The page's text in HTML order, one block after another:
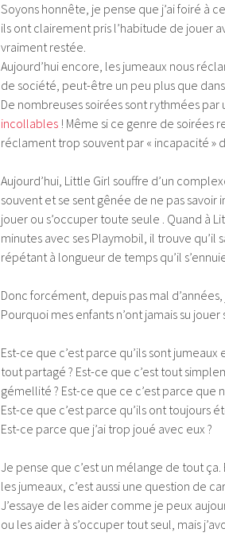
Soyons honnête, je pense que j’ai foiré à
ils ont clairement pris l’habitude de jouer
vraiment restée.
Aujourd’hui encore, les jumeaux nous
de société, peut-être un peu plus que
De nombreuses soirées sont rythmées
incollables ! Même si ce genre de soirées
réclament trop souvent par « incapacité »
Aujourd’hui, Little Girl souffre d’un
souvent et se sent gênée de ne pas
jouer ou s’occuper toute seule . Quand à
minutes avec ses Playmobil, il trouve qu’il
répétant à longueur de temps qu’il
Donc forcément, depuis pas mal
Pourquoi mes enfants n’ont jamais su jouer
Est-ce que c’est parce qu’ils sont
tout partagé ? Est-ce que c’est tout
gémellité ? Est-ce que ce c’est parce que
Est-ce que c’est parce qu’ils ont toujours
Est-ce parce que j’ai trop joué avec eux ?
Je pense que c’est un mélange de tout
les jumeaux, c’est aussi une question de
J’essaye de les aider comme je peux
ou les aider à s’occuper tout seul, mais